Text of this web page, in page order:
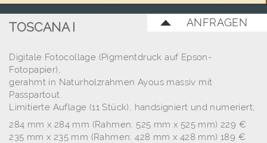
ANFRAGEN
TOSCANA I
Digitale Fotocollage (Pigmentdruck auf Epson-
Fotopapier),
gerahmt in Naturholzrahmen Ayous massiv mit
Passpartout.
Limitierte Auflage (11 Stück), handsigniert und numeriert;
284 mm x 284 mm (Rahmen: 525 mm x 525 mm) 229 €
235 mm x 235 mm (Rahmen: 428 mm x 428 mm) 189 €